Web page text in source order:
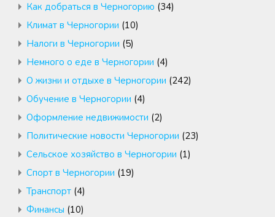
Как добраться в Черногорию (34)
Климат в Черногории (10)
Налоги в Черногории (5)
Немного о еде в Черногории (4)
О жизни и отдыхе в Черногории (242)
Обучение в Черногории (4)
Оформление недвижимости (2)
Политические новости Черногории (23)
Сельское хозяйство в Черногории (1)
Спорт в Черногории (19)
Транспорт (4)
Финансы (10)